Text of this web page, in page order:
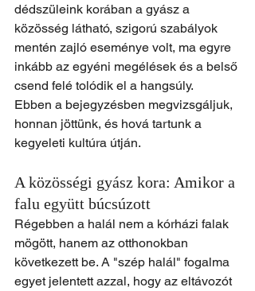
dédszüleink korában a gyász a
közösség látható, szigorú szabályok
mentén zajló eseménye volt, ma egyre
inkább az egyéni megélések és a belső
csend felé tolódik el a hangsúly.
Ebben a bejegyzésben megvizsgáljuk,
honnan jöttünk, és hová tartunk a
kegyeleti kultúra útján.
A közösségi gyász kora: Amikor a
falu együtt búcsúzott
Régebben a halál nem a kórházi falak
mögött, hanem az otthonokban
következett be. A "szép halál" fogalma
egyet jelentett azzal, hogy az eltávozót